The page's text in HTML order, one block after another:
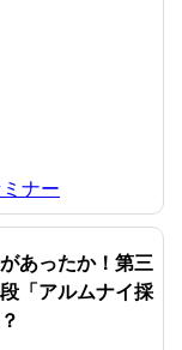
ナー
あったか！第三
「アルムナイ採